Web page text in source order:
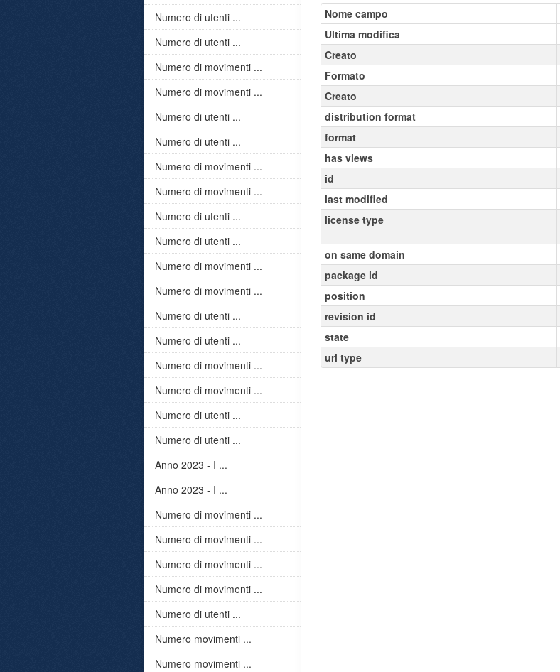
Nome campo
Ultima modifica
Creato
Formato
Creato
distribution format
format
has views
id
last modified
license type
on same domain
package id
position
revision id
state
url type
Numero di utenti ...
Numero di utenti ...
Numero di movimenti ...
Numero di movimenti ...
Numero di utenti ...
Numero di utenti ...
Numero di movimenti ...
Numero di movimenti ...
Numero di utenti ...
Numero di utenti ...
Numero di movimenti ...
Numero di movimenti ...
Numero di utenti ...
Numero di utenti ...
Numero di movimenti ...
Numero di movimenti ...
Numero di utenti ...
Numero di utenti ...
Anno 2023 - I ...
Anno 2023 - I ...
Numero di movimenti ...
Numero di movimenti ...
Numero di movimenti ...
Numero di movimenti ...
Numero di utenti ...
Numero movimenti ...
Numero movimenti ...